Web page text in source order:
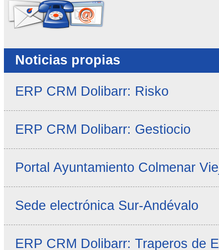
Noticias propias
ERP CRM Dolibarr: Risko
ERP CRM Dolibarr: Gestiocio
Portal Ayuntamiento Colmenar
Sede electrónica Sur-Andévalo
ERP CRM Dolibarr: Traperos de